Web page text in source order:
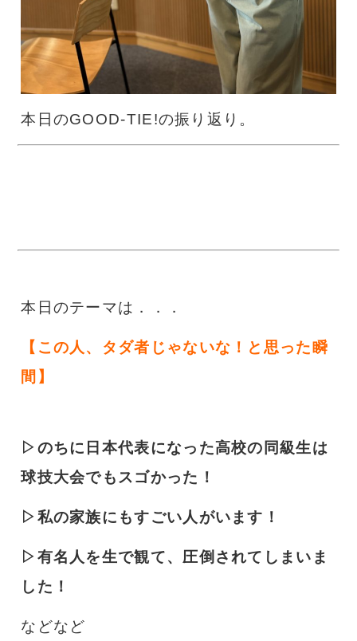
本日のGOOD-TIE!の振り返り。
本日のテーマは．．．
【この人、タダ者じゃないな！と思った瞬
間 】
▷のちに日本代表になった高校の同級生は
球技大会でもスゴかった！
▷私の家族にもすごい人がいます！
▷有名人を生で観て、圧倒されてしまいま
した！
などなど